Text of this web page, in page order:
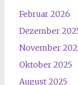
Februar 2026
Dezember
November
Oktober 2025
August 2025